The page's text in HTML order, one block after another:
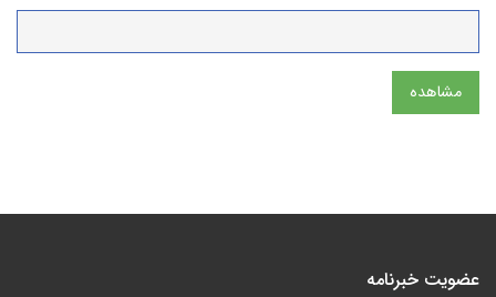
مشاهده
عضویت خبرنامه